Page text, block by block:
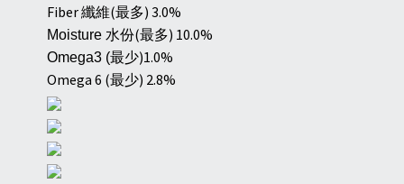
Fiber纖維(最多) 3.0%
Moisture 水份(最多) 10.0%
Omega3 (最少)1.0%
Omega 6 (最少) 2.8%